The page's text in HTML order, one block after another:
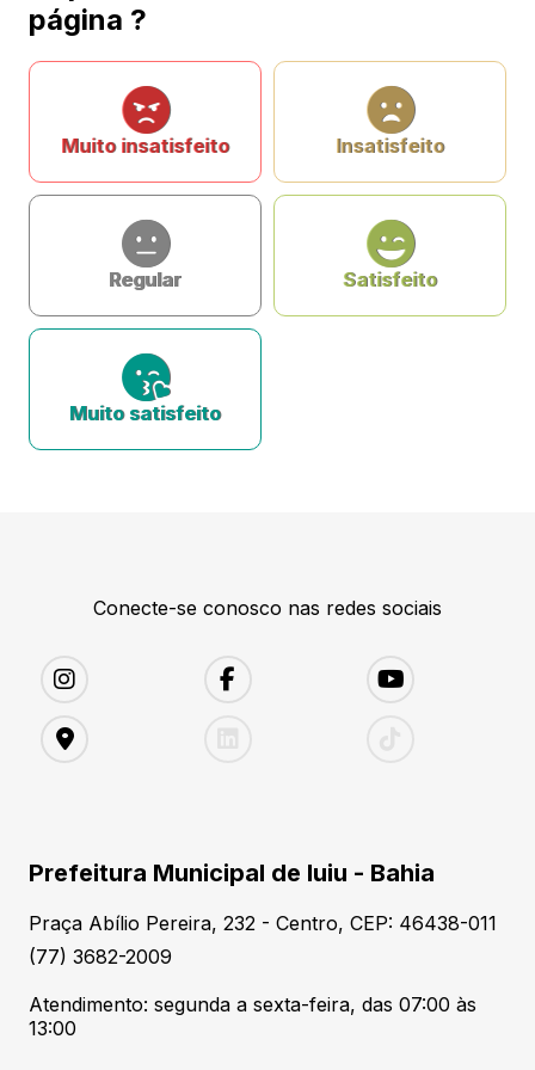
página ?
Muito insatisfeito Insatisfeito
Regular Satisfeito
Muito satisfeito
Conecte-se conosco nas redes sociais
Prefeitura Municipal de Iuiu - Bahia
Praça Abílio Pereira, 232 - Centro, CEP: 46438-011
(77) 3682-2009
Atendimento: segunda a sexta-feira, das 07:00 às
13:00